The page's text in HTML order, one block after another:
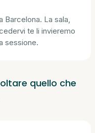
Barcelona. La sala,
te li invieremo
sessione.
quello che